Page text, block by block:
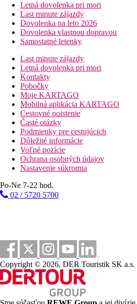
programe all inclusive.
Vzdialenosti
Vzdialenosť k pláži
50 km
Vzdialenosť od najbližšieho letiska
Pláž
Hotel priamo pri pláži
Plážová dovolenka
bazény
Bar pri bazéne
Ležadlá při bazéne
Letná dovolenka pri mori
Last minute zájazdy
Dovolenka na leto 2026
Dovolenka vlastnou dopravou
Samostatné letenky
Last minute zájazdy
Letná dovolenka pri mori
Kontakty
Pobočky
Moje KARTAGO
Mobilná aplikácia KARTAGO
Cestovné poistenie
Časté otázky
Podmienky pre cestujúcich
Dôležité informácie
Voľné pozície
Ochrana osobných údajov
Nastavenie súkromia
Po-Ne 7-22 hod.
02 / 5720 5700
Copyright © 2026, DER Touristik SK a.s.